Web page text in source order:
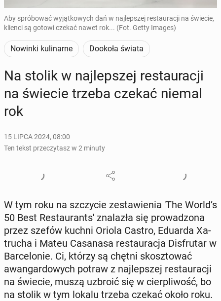
Aby spróbować wyjątkowych dań w najlepszej restauracji na świecie,
klienci są gotowi czekać nawet rok... (Fot. Getty Images)
Nowinki kulinarne Dookoła świata
Na stolik w naj­lep­szej re­stau­ra­cji
na świecie trzeba czekać niemal
rok
15 LIPCA 2024, 08:00
Ten tekst przeczytasz w 2 minuty
W tym roku na szczy­cie ze­sta­wie­nia 'The World’s
50 Best Re­stau­rant­s' zna­la­zła się pro­wa­dzo­na
przez szefów kuchni Oriola Castro, Eduarda Xa­
tru­cha i Mateu Ca­sa­na­sa re­stau­ra­cja Dis­fru­tar w
Bar­ce­lo­nie. Ci, którzy są chętni skosz­to­wać
awan­gar­do­wych potraw z naj­lep­szej re­stau­ra­cji
na świecie, muszą uzbroić się w cier­pli­wość, bo
na stolik w tym lokalu trzeba czekać około roku.